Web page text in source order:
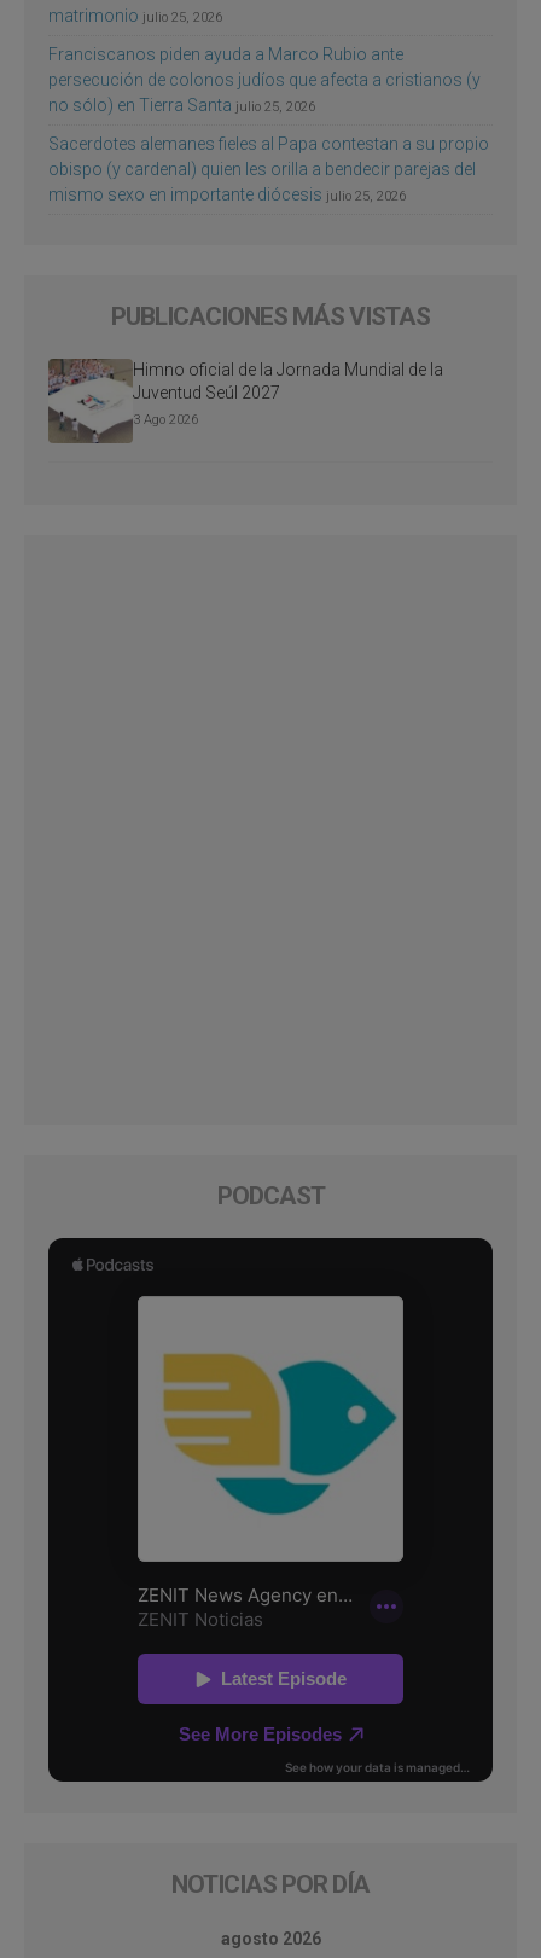
matrimonio julio 25, 2026
Franciscanos piden ayuda a Marco Rubio ante
persecución de colonos judíos que afecta a cristianos (y
no sólo) en Tierra Santa julio 25, 2026
Sacerdotes alemanes fieles al Papa contestan a su propio
obispo (y cardenal) quien les orilla a bendecir parejas del
mismo sexo en importante diócesis julio 25, 2026
PUBLICACIONES MÁS VISTAS
Himno oficial de la Jornada Mundial de la
Juventud Seúl 2027
3 Ago 2026
PODCAST
NOTICIAS POR DÍA
agosto 2026